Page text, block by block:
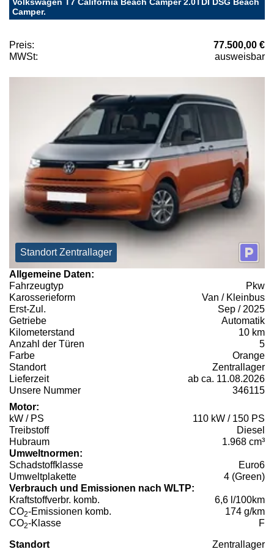
Camper.
Preis:
77.500,00 €
MWSt:
ausweisbar
Standort Zentrallager
Allgemeine Daten:
Fahrzeugtyp
Pkw
Karosserieform
Van / Kleinbus
Erst-Zul.
Sep / 2025
Getriebe
Automatik
Kilometerstand
10 km
Anzahl der Türen
5
Farbe
Orange
Standort
Zentrallager
Lieferzeit
ab ca. 11.08.2026
Unsere Nummer
346115
Motor:
kW / PS
110 kW / 150 PS
Treibstoff
Diesel
Hubraum
1.968 cm³
Umweltnormen:
Schadstoffklasse
Euro6
Umweltplakette
4 (Green)
Verbrauch und Emissionen nach WLTP:
Kraftstoffverbr. komb.
6,6 l/100km
CO2-Emissionen komb.
174 g/km
CO2-Klasse F
Standort Zentrallager